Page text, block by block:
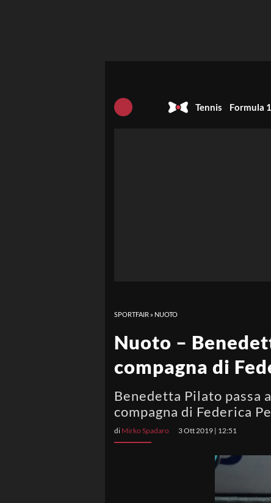
Tennis Formula 1
SPORTFAIR » NUOTO
Nuoto –
compagna di
Benedetta Pilato passa
compagna di Federica
di Mirko Spadaro 3 Ott 2019 | 12:51